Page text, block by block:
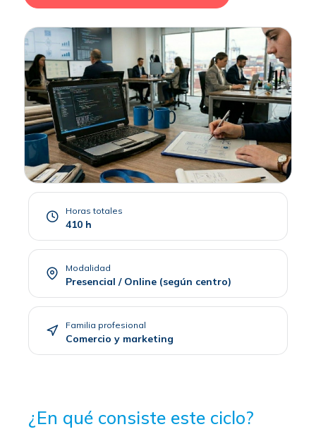
Horas totales
410 h
Modalidad
Presencial / Online (según centro)
Familia profesional
Comercio y marketing
¿En qué consiste este ciclo?